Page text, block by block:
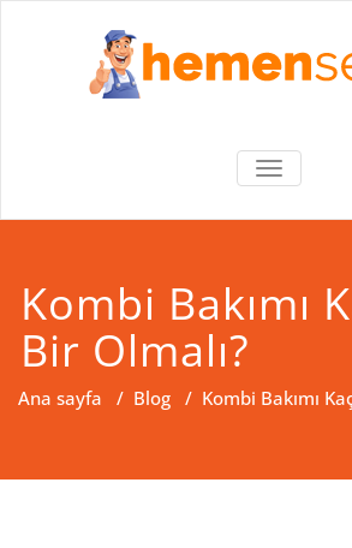
Bursa
MENÜYÜ
AÇ/KAPA
Kombi Bakımı
Bir Olmalı?
Ana sayfa / Blog / Kombi Bakımı